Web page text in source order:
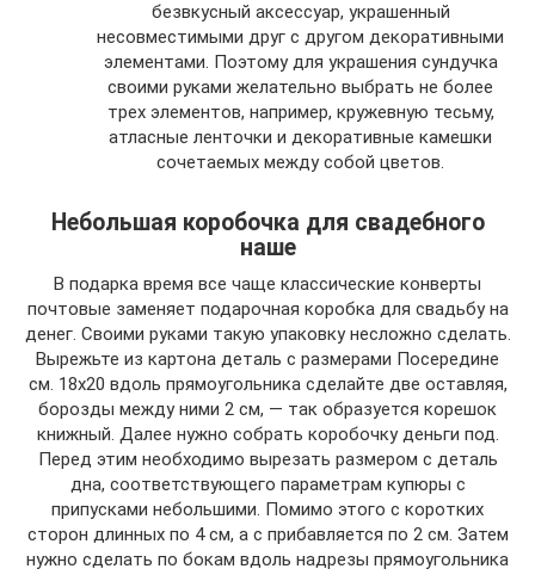
безвкусный аксессуар, украшенный
несовместимыми друг с другом декоративными
элементами. Поэтому для украшения сундучка
своими руками желательно выбрать не более
трех элементов, например, кружевную тесьму,
атласные ленточки и декоративные камешки
сочетаемых между собой цветов.
Небольшая коробочка для свадебного
наше
В подарка время все чаще классические конверты
почтовые заменяет подарочная коробка для свадьбу на
денег. Своими руками такую упаковку несложно сделать.
Вырежьте из картона деталь с размерами Посередине
см. 18х20 вдоль прямоугольника сделайте две оставляя,
борозды между ними 2 см, — так образуется корешок
книжный. Далее нужно собрать коробочку деньги под.
Перед этим необходимо вырезать размером с деталь
дна, соответствующего параметрам купюры с
припусками небольшими. Помимо этого с коротких
сторон длинных по 4 см, а с прибавляется по 2 см. Затем
нужно сделать по бокам вдоль надрезы прямоугольника